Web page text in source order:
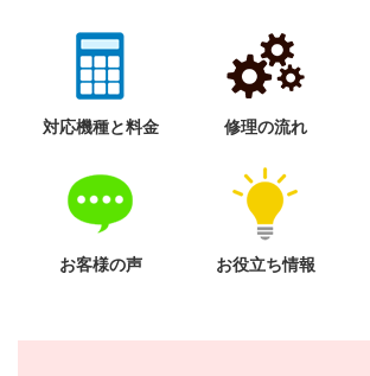
対応機種と料金 修理の流れ
お客様の声 お役立ち情報